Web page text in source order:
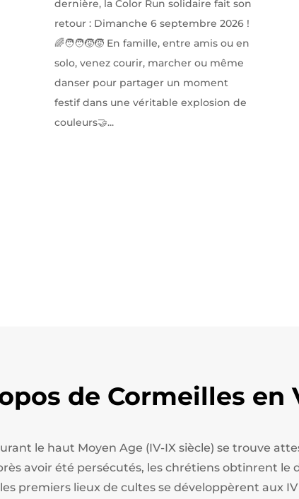
dernière, la Color Run solidaire fait son
retour : Dimanche 6 septembre 2026 !
🌈🧑‍🧑‍🧒‍🧒 En famille, entre amis ou en
solo, venez courir, marcher ou même
danser pour partager un moment
festif dans une véritable explosion de
couleurs🤝...
de Cormeilles en
le haut Moyen Age (IV-IX siècle) se trouve
avoir été persécutés, les chrétiens obtinrent le
premiers lieux de cultes se développèrent aux